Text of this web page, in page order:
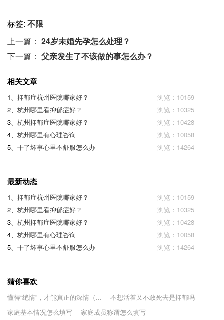
标签: 不限
上一篇： 24岁未婚先孕怎么处理？
下一篇： 父亲发生了不该做的事怎么办？
相关文章
1、 抑郁症杭州医院哪家好？
浏览：10159
2、 杭州哪里看抑郁症好？
浏览：10325
3、 杭州抑郁症医院哪家好？
浏览：10428
4、 杭州哪里有心理咨询
浏览：10058
5、 干了坏事心里不舒服怎么办 浏览：14264
最新动态
1、 抑郁症杭州医院哪家好？
浏览：10159
2、 杭州哪里看抑郁症好？
浏览：10325
3、 杭州抑郁症医院哪家好？
浏览：10428
4、 杭州哪里有心理咨询
浏览：10058
5、 干了坏事心里不舒服怎么办 浏览：14264
猜你喜欢
懂得“绝情”，才能真正的深情（...
不想活着又不敢死去是抑郁吗
家庭基本情况怎么填写
家庭成员称谓怎么填写